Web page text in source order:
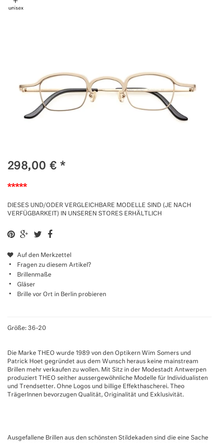
298,00 € *
*****
DIESES UND/ODER VERGLEICHBARE MODELLE SIND (JE NACH
VERFÜGBARKEIT) IN UNSEREN STORES ERHÄLTLICH
Auf den Merkzettel
Fragen zu diesem Artikel?
Brillenmaße
Gläser
Brille vor Ort in Berlin probieren
Größe: 36-20
Die Marke THEO wurde 1989 von den Optikern Wim Somers und
Patrick Hoet gegründet aus dem Wunsch heraus keine mainstream
Brillen mehr verkaufen zu wollen. Mit Sitz in der Modestadt Antwerpen
produziert THEO seither aussergewöhnliche Modelle für Individualisten
und Trendsetter. Ohne Logos und billige Effekthascherei. Theo
TrägerInnen bevorzugen Qualität, Originalität und Exklusivität.
Ausgefallene Brillen aus den schönsten Stildekaden sind die eine Sache